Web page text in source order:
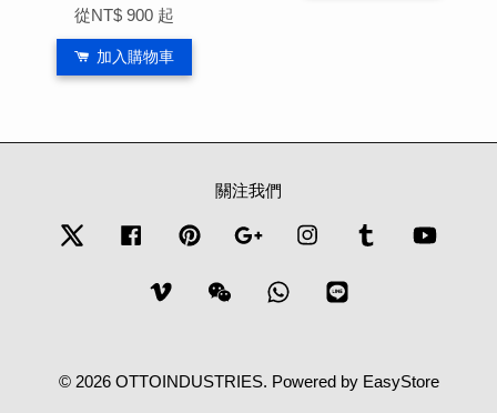
從NT$ 900 起
加入購物車
關注我們
Twitter Facebook Pinterest Google Instagram Tumblr
Vimeo Wechat Whatsapp
© 2026 OTTOINDUSTRIES. Powered by EasyStore